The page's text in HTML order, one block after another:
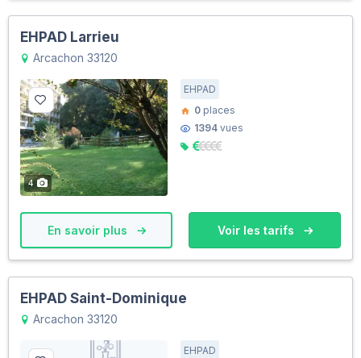
EHPAD Larrieu
Arcachon 33120
4
EHPAD
0 places
1394 vues
En savoir plus Voir les tarifs
EHPAD Saint-Dominique
Arcachon 33120
EHPAD